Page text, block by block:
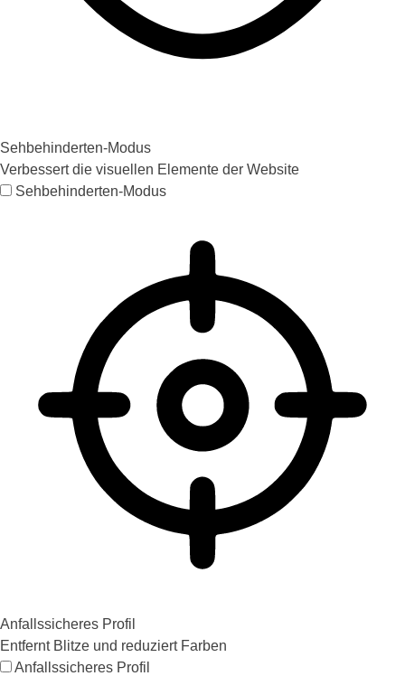
Sehbehinderten-Modus
Verbessert die visuellen Elemente der Website
Sehbehinderten-Modus
Anfallssicheres Profil
Entfernt Blitze und reduziert Farben
Anfallssicheres Profil